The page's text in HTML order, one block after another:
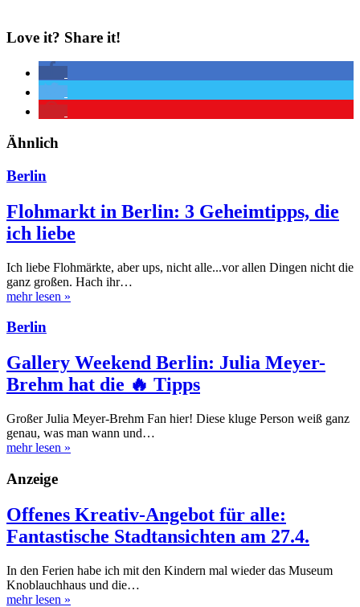
Love it? Share it!
Ähnlich
Berlin
Flohmarkt in Berlin: 3 Geheimtipps, die
ich liebe
Ich liebe Flohmärkte, aber ups, nicht alle...vor allen Dingen nicht die
ganz großen. Hach ihr…
mehr lesen »
Berlin
Gallery Weekend Berlin: Julia Meyer-
Brehm hat die 🔥 Tipps
Großer Julia Meyer-Brehm Fan hier! Diese kluge Person weiß ganz
genau, was man wann und…
mehr lesen »
Anzeige
Offenes Kreativ-Angebot für alle:
Fantastische Stadtansichten am 27.4.
In den Ferien habe ich mit den Kindern mal wieder das Museum
Knoblauchhaus und die…
mehr lesen »